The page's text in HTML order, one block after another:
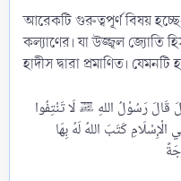
আরেকটি গুরুত্বপূর্ণ বিষয়
কল্যাণের। যা উজ্জ্বল জ্যোতি
হাদীস দ্বারা প্রমাণিত।
رَسُوْلُ اللهِ ﷺ لَا تَنْتِفُوا
كَتَبَ اللهُ لَهُ بِهَا